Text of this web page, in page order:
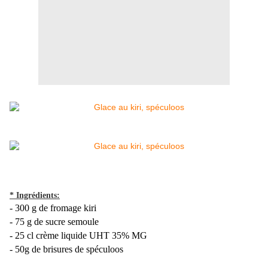
* Ingrédients:
- 300 g de fromage kiri
- 75 g de sucre semoule
- 25 cl crème liquide UHT 35% MG
- 50g de brisures de spéculoos